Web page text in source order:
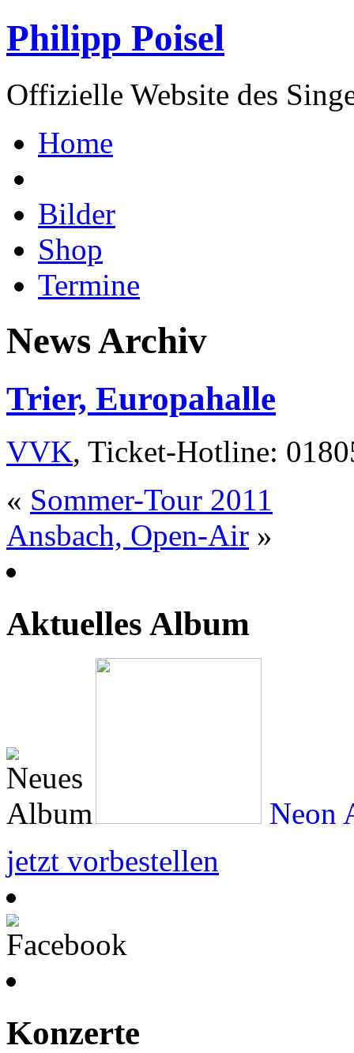
Philipp Poisel
Offizielle Website des
Home
Bilder
Shop
Termine
News Archiv
Trier, Europahalle
VVK, Ticket-Hotline:
« Sommer-Tour 2011
Ansbach, Open-Air »
Aktuelles Album
Neon
jetzt vorbestellen
Konzerte